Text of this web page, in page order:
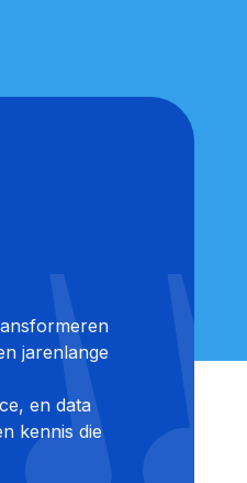
jarenlange
en data
kennis die